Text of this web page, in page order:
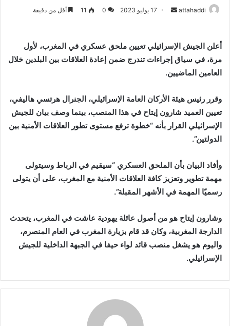
attahaddi
أرسل 17 يوليو 2023 0
11 أقل من دقيقة
أعلن الجيش الإسرائيلي تعيين ملحق عسكري في المغرب، لأول
مرة، في سياق إجراءات تندرج ضمن إعادة العلاقات بين البلدين خلال
العامين الماضيين.
وقرر رئيس هيئة الأركان العامة الإسرائيلي، الجنرال هرتسي هاليفي،
تعيين العميد شارون إيتاح في هذا المنصب، بينما وصف بيان للجيش
الإسرائيلي القرار بأنه “خطوة ترفع مستوى تطور العلاقات الأمنية بين
الدولتين”.
وأفاد البيان بأن الملحق العسكري “سيقيم في الرباط وسيتولى
مهمة تطوير وتعزيز كافة العلاقات الأمنية مع المغرب، على أن يتولى
رسميًا المهمة في الأشهر المقبلة”.
وشارون إيتاح هو من أصول عائلة يهودية عاشت في المغرب، يتحدث
الدارجة المغربية، وكان قد قام بزيارة المغرب في العام المنصرم،
واليوم هو يشغل منصب قائد لواء حيفا في الجبهة الداخلية للجيش
الإسرائيلي.